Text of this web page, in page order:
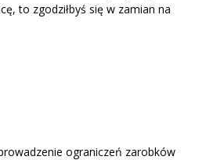
to zgodziłbyś się w zamian na
ograniczeń zarobków